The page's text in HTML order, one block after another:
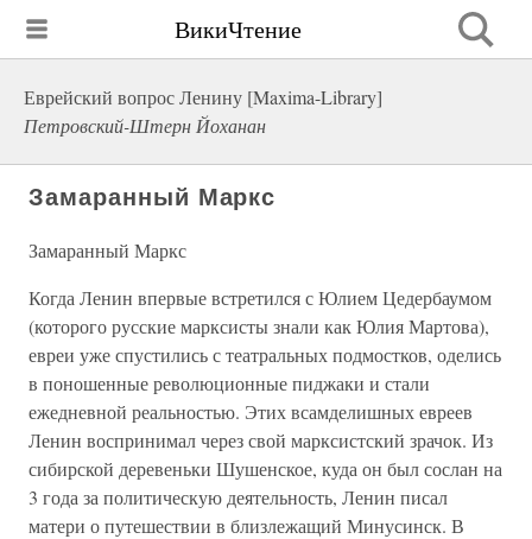
ВикиЧтение
Еврейский вопрос Ленину [Maxima-Library]
Петровский-Штерн Йоханан
Замаранный Маркс
Замаранный Маркс
Когда Ленин впервые встретился с Юлием Цедербаумом
(которого русские марксисты знали как Юлия Мартова),
евреи уже спустились с театральных подмостков, оделись
в поношенные революционные пиджаки и стали
ежедневной реальностью. Этих всамделишных евреев
Ленин воспринимал через свой марксистский зрачок. Из
сибирской деревеньки Шушенское, куда он был сослан на
3 года за политическую деятельность, Ленин писал
матери о путешествии в близлежащий Минусинск. В